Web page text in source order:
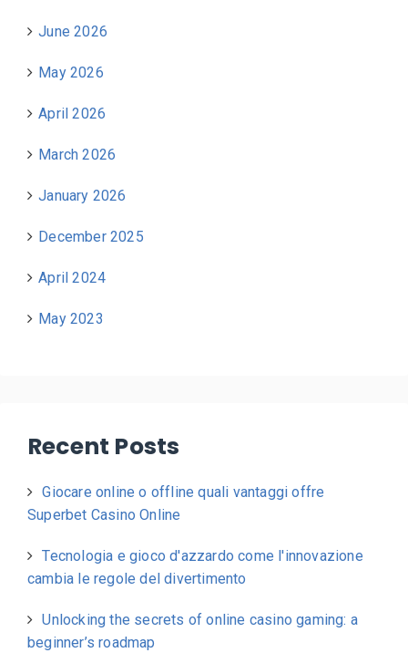
June 2026
May 2026
April 2026
March 2026
January 2026
December 2025
April 2024
May 2023
Recent Posts
Giocare online o offline quali vantaggi offre
Superbet Casino Online
Tecnologia e gioco d'azzardo come l'innovazione
cambia le regole del divertimento
Unlocking the secrets of online casino gaming: a
beginner’s roadmap